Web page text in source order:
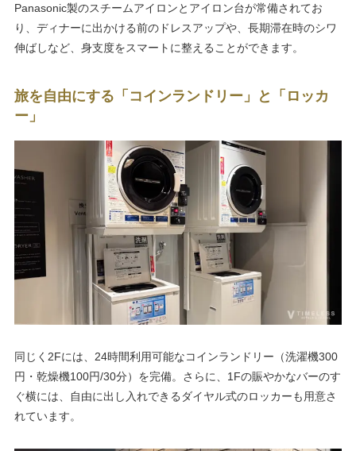
Panasonic製のスチームアイロンとアイロン台が常備されてお
り、ディナーに出かける前のドレスアップや、長期滞在時のシワ
伸ばしなど、身支度をスマートに整えることができます。
旅を自由にする「コインランドリー」と「ロッカ
ー」
同じく2Fには、24時間利用可能なコインランドリー（洗濯機300
円・乾燥機100円/30分）を完備。さらに、1Fの賑やかなバーのす
ぐ横には、自由に出し入れできるダイヤル式のロッカーも用意さ
れています。